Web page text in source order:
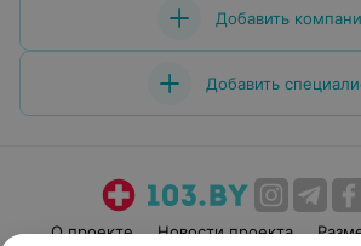
Добавить
Добавить
О проекте Новости проекта